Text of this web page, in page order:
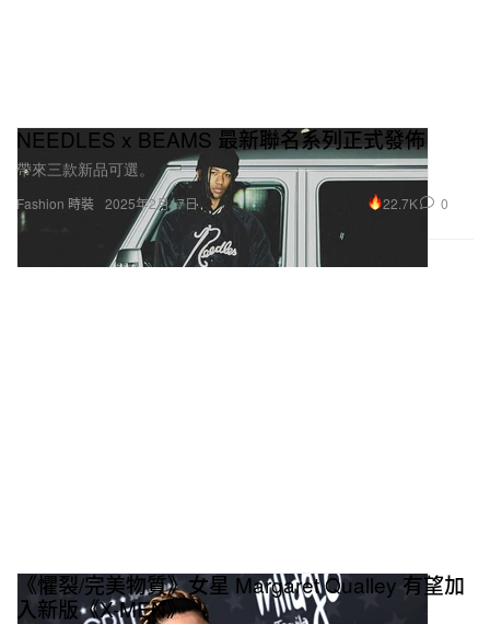
Fashion 時裝
NEEDLES x BEAMS 最新聯名系列正式發佈
帶來三款新品可選。
2025年2月17日 22.7K 0
《懼裂/完美物質》女星 Margaret Qualley 有望加
入新版《X-MEN》